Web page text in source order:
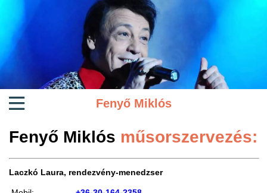
Fenyő Miklós
Fenyő Miklós műsorszervezés:
Laczkó Laura, rendezvény-menedzser